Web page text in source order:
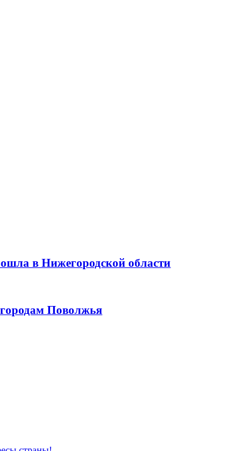
в Нижегородской области
Поволжья